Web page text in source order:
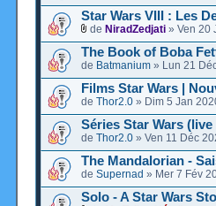
Star Wars VIII : Les
de NiradZedjati » Ven 20
The Book of Boba
de Batmanium » Lun 21
Films Star Wars |
de Thor2.0 » Dim 5 Jan
Séries Star Wars
de Thor2.0 » Ven 11 Déc
The Mandalorian -
de Supernad » Mer 7 Fév
Solo - A Star Wars